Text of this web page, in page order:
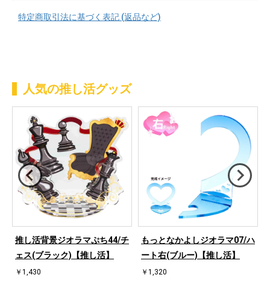
特定商取引法に基づく表記 (返品など)
人気の推し活グッズ
推し活背景ジオラマぷち44/チ
ェス(ブラック)【推し活】
￥1,430
もっとなかよしジオラマ07/ハ
ート右(ブルー)【推し活】
￥1,320